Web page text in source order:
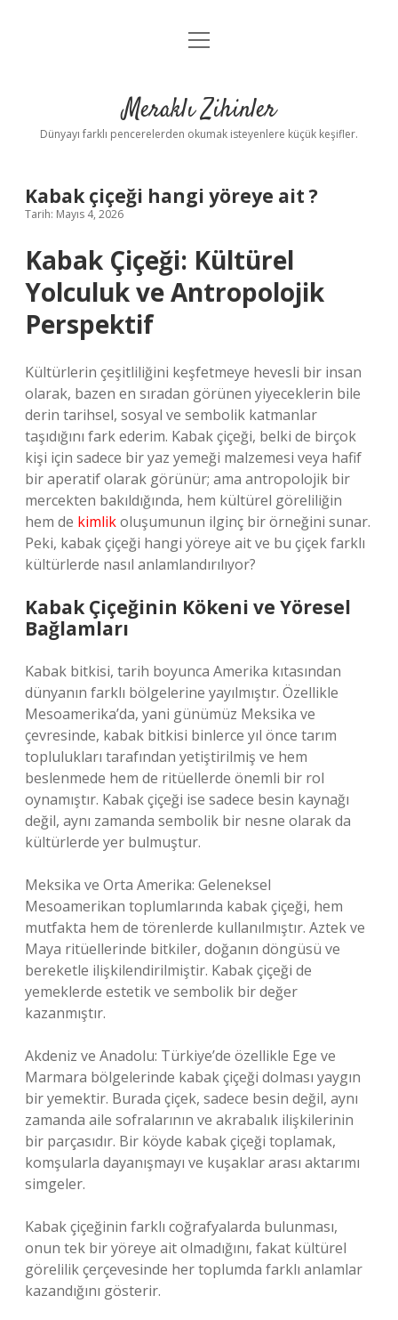
Anasayfa
Yasal Uyarı
menüyü
Meraklı Zihinler
Dünyayı farklı pencerelerden okumak isteyenlere küçük keşifler.
Kabak çiçeği hangi yöreye ait ?
Tarih: Mayıs 4, 2026
Kabak Çiçeği: Kültürel
Yolculuk ve Antropolojik
Perspektif
Kültürlerin çeşitliliğini keşfetmeye hevesli bir insan
olarak, bazen en sıradan görünen yiyeceklerin bile
derin tarihsel, sosyal ve sembolik katmanlar
taşıdığını fark ederim. Kabak çiçeği, belki de birçok
kişi için sadece bir yaz yemeği malzemesi veya hafif
bir aperatif olarak görünür; ama antropolojik bir
mercekten bakıldığında, hem kültürel göreliliğin
hem de kimlikoluşumunun ilginç bir örneğini sunar.
Peki, kabak çiçeği hangi yöreye ait ve bu çiçek farklı
kültürlerde nasıl anlamlandırılıyor?
Kabak Çiçeğinin Kökeni ve Yöresel
Bağlamları
Kabak bitkisi, tarih boyunca Amerika kıtasından
dünyanın farklı bölgelerine yayılmıştır. Özellikle
Mesoamerika’da, yani günümüz Meksika ve
çevresinde, kabak bitkisi binlerce yıl önce tarım
toplulukları tarafından yetiştirilmiş ve hem
beslenmede hem de ritüellerde önemli bir rol
oynamıştır. Kabak çiçeği ise sadece besin kaynağı
değil, aynı zamanda sembolik bir nesne olarak da
kültürlerde yer bulmuştur.
Meksika ve Orta Amerika: Geleneksel
Mesoamerikan toplumlarında kabak çiçeği, hem
mutfakta hem de törenlerde kullanılmıştır. Aztek ve
Maya ritüellerinde bitkiler, doğanın döngüsü ve
bereketle ilişkilendirilmiştir. Kabak çiçeği de
yemeklerde estetik ve sembolik bir değer
kazanmıştır.
Akdeniz ve Anadolu: Türkiye’de özellikle Ege ve
Marmara bölgelerinde kabak çiçeği dolması yaygın
bir yemektir. Burada çiçek, sadece besin değil, aynı
zamanda aile sofralarının ve akrabalık ilişkilerinin
bir parçasıdır. Bir köyde kabak çiçeği toplamak,
komşularla dayanışmayı ve kuşaklar arası aktarımı
simgeler.
Kabak çiçeğinin farklı coğrafyalarda bulunması,
onun tek bir yöreye ait olmadığını, fakat kültürel
görelilik çerçevesinde her toplumda farklı anlamlar
kazandığını gösterir.